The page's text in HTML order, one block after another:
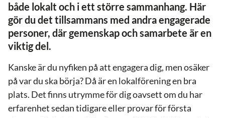
både lokalt och i ett större sammanhang. Här
gör du det tillsammans med andra engagerade
personer, där gemenskap och samarbete är en
viktig del.
Kanske är du nyfiken på att engagera dig, men osäker
på var du ska börja? Då är en lokalförening en bra
plats. Det finns utrymme för dig oavsett om du har
erfarenhet sedan tidigare eller provar för första